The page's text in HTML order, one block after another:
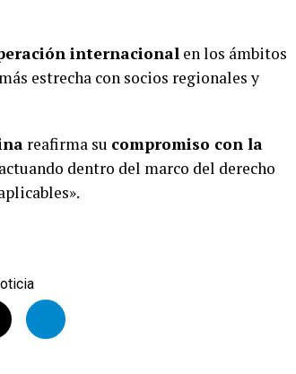
internacional en los ámbitos
estrecha con socios regionales y
reafirma su compromiso con la
dentro del marco del derecho